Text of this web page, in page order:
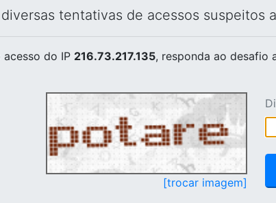
tentativas de acessos suspeitos
acesso do IP 216.73.217.135, responda ao desafio
[trocar imagem]